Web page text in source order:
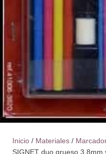
Inicio / Materiales /
SIGNET duo grueso